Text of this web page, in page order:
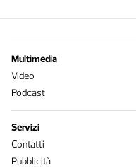
Multimedia
Video
Podcast
Servizi
Contatti
Pubblicità